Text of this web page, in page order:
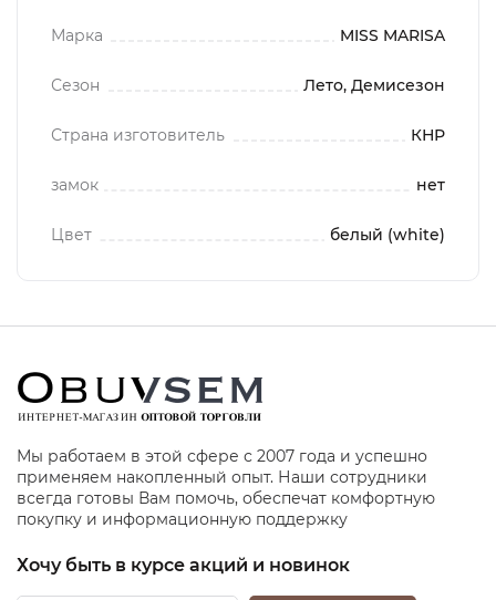
Марка MISS MARISA
Сезон Лето, Демисезон
Страна изготовитель КНР
замок нет
Цвет белый (white)
Мы работаем в этой сфере с 2007 года и успешно
применяем накопленный опыт. Наши сотрудники
всегда готовы Вам помочь, обеспечат комфортную
покупку и информационную поддержку
Хочу быть в курсе акций и новинок